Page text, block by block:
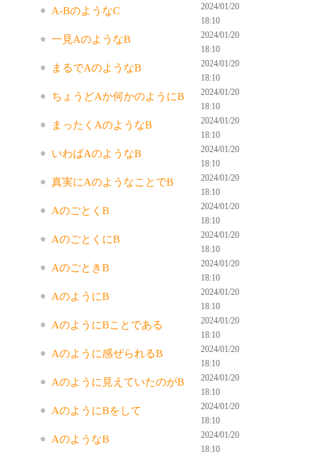
A-BのようなC
2024/01/20
18:10
一見AのようなB
2024/01/20
18:10
まるでAのようなB
2024/01/20
18:10
ちょうどAか何かのようにB
2024/01/20
18:10
まったくAのようなB
2024/01/20
18:10
いわばAのようなB
2024/01/20
18:10
真実にAのようなことでB
2024/01/20
18:10
AのごとくB
2024/01/20
18:10
AのごとくにB
2024/01/20
18:10
AのごときB
2024/01/20
18:10
AのようにB
2024/01/20
18:10
AのようにBことである
2024/01/20
18:10
Aのように感ぜられるB
2024/01/20
18:10
Aのように見えていたのがB
2024/01/20
18:10
AのようにBをして
2024/01/20
18:10
AのようなB
2024/01/20
18:10